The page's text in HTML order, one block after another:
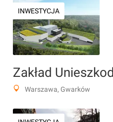
INWESTYCJA
Warszawa, Gwarków